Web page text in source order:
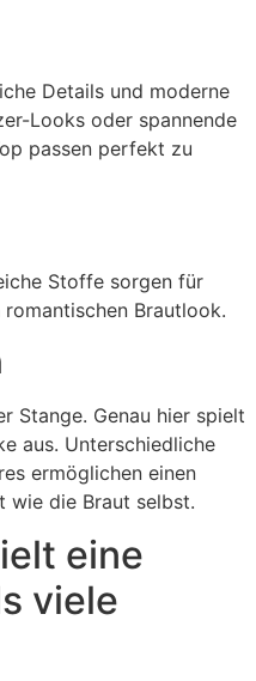
Details und moderne
Looks oder spannende
passen perfekt zu
Stoffe sorgen für
Brautlook.
Stange. Genau hier spielt
aus. Unterschiedliche
ermöglichen einen
wie die Braut selbst.
eine
viele